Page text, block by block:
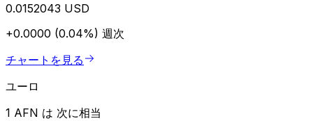
0.0152043 USD
+0.0000 (0.04%) 週次
チャートを見る
ユーロ
1 AFN は 次に相当